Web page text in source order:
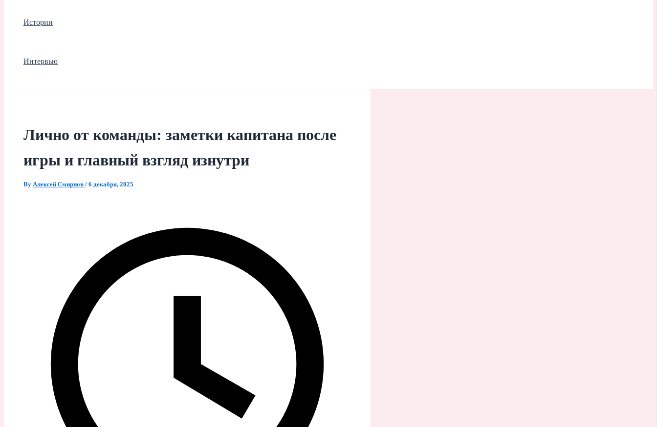
Истории
Интервью
Лично от команды: заметки капитана после
игры и главный взгляд изнутри
By Алексей Смирнов / 6 декабря, 2025